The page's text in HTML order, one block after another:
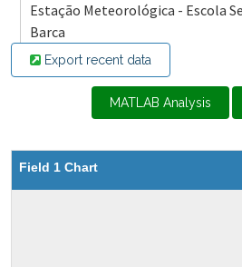
Estação Meteorológica - Escola
Barca
Export recent data
MATLAB Analysis
Field 1 Chart